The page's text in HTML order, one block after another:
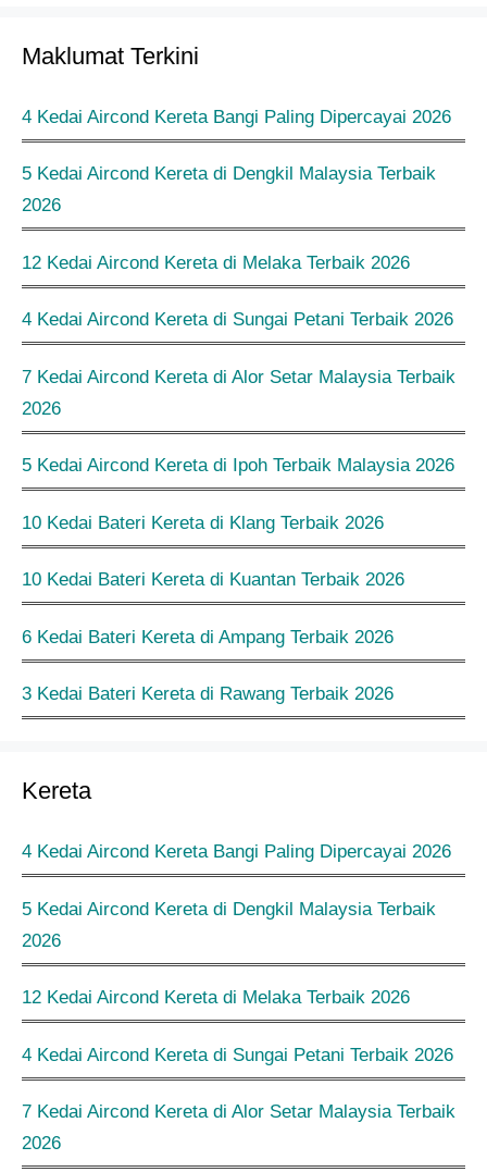
Maklumat Terkini
4 Kedai Aircond Kereta Bangi Paling Dipercayai 2026
5 Kedai Aircond Kereta di Dengkil Malaysia Terbaik
2026
12 Kedai Aircond Kereta di Melaka Terbaik 2026
4 Kedai Aircond Kereta di Sungai Petani Terbaik 2026
7 Kedai Aircond Kereta di Alor Setar Malaysia Terbaik
2026
5 Kedai Aircond Kereta di Ipoh Terbaik Malaysia 2026
10 Kedai Bateri Kereta di Klang Terbaik 2026
10 Kedai Bateri Kereta di Kuantan Terbaik 2026
6 Kedai Bateri Kereta di Ampang Terbaik 2026
3 Kedai Bateri Kereta di Rawang Terbaik 2026
Kereta
4 Kedai Aircond Kereta Bangi Paling Dipercayai 2026
5 Kedai Aircond Kereta di Dengkil Malaysia Terbaik
2026
12 Kedai Aircond Kereta di Melaka Terbaik 2026
4 Kedai Aircond Kereta di Sungai Petani Terbaik 2026
7 Kedai Aircond Kereta di Alor Setar Malaysia Terbaik
2026